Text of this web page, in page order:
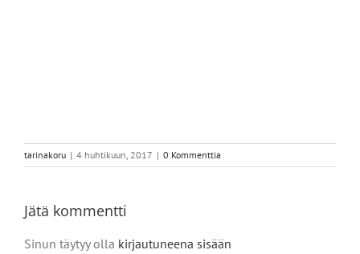
tarinakoru | 4 huhtikuun, 2017 | 0 Kommenttia
Jätä kommentti
Sinun täytyy olla kirjautuneena sisään